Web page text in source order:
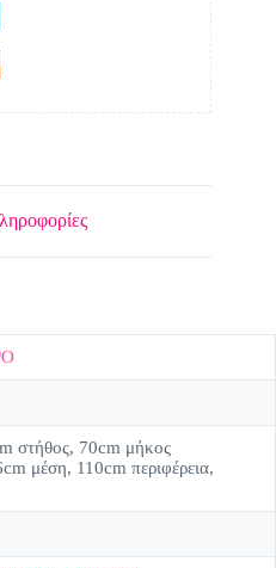
στήθος, 70cm μήκος
μέση, 110cm περιφέρεια,